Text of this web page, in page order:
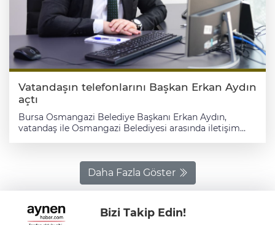
Vatandaşın telefonlarını Başkan Erkan Aydın
açtı
Bursa Osmangazi Belediye Başkanı Erkan Aydın,
vatandaş ile Osmangazi Belediyesi arasında iletişim
önerilerini değerlendirmek için 7 gün 24 saat
Osmangazililere hizmet veren Çağrı Merkezi’nde
personel ile bir araya geldi. Basın Yayın ve Halkla
yoğun bir şekilde çalışmalarını sürdüren personele
destek olan Başkan Erkan Aydın, ekranın başına
Daha Fazla Göster
Bizi Takip Edin!